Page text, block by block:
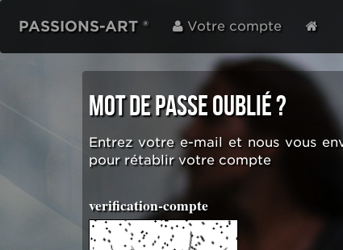
PASSIONS-ART ® Votre compte
Mot de passe oublié ?
Entrez votre e-mail et nous vous
pour rétablir votre compte
verification-compte